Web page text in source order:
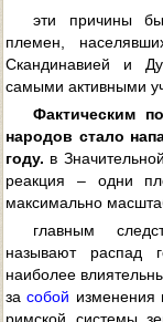
эти причины
племен,
Скандинавией и
самыми активными
Фактическим
народов стало
году. в
реакция – одни
максимально
главным
называют распад
наиболее
засобой